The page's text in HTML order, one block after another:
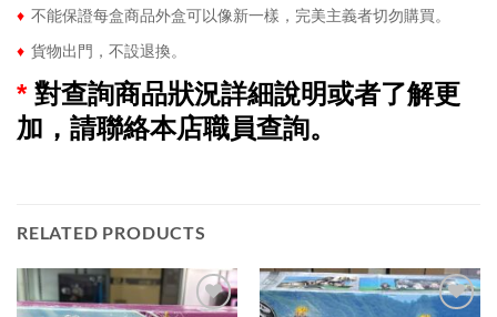
♦ 不能保證每盒商品外盒可以像新一樣，完美主義者切勿購買。
♦ 貨物出門，不設退換。
* 對查詢商品狀況詳細說明或者了解更
加，請聯絡本店職員查詢。
RELATED PRODUCTS